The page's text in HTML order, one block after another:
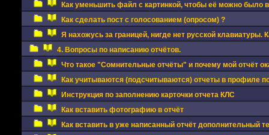
Как уменьшить файл с картинкой, чтобы её можно было
Как сделать пост с голосованием (опросом) ?
Я нахожусь за границей, нигде нет русской клавиатуры.
4. Вопросы по написанию отчётов.
Что такое "Сомнительные отчёты" и почему мой отчёт
Как учитываются (подсчитываются) отчеты в профиле
Инструкция по заполнению карточки отчета КЛС
Как вставить фотографию в отчёт
Как вставить в уже написанный отчёт дополнительный